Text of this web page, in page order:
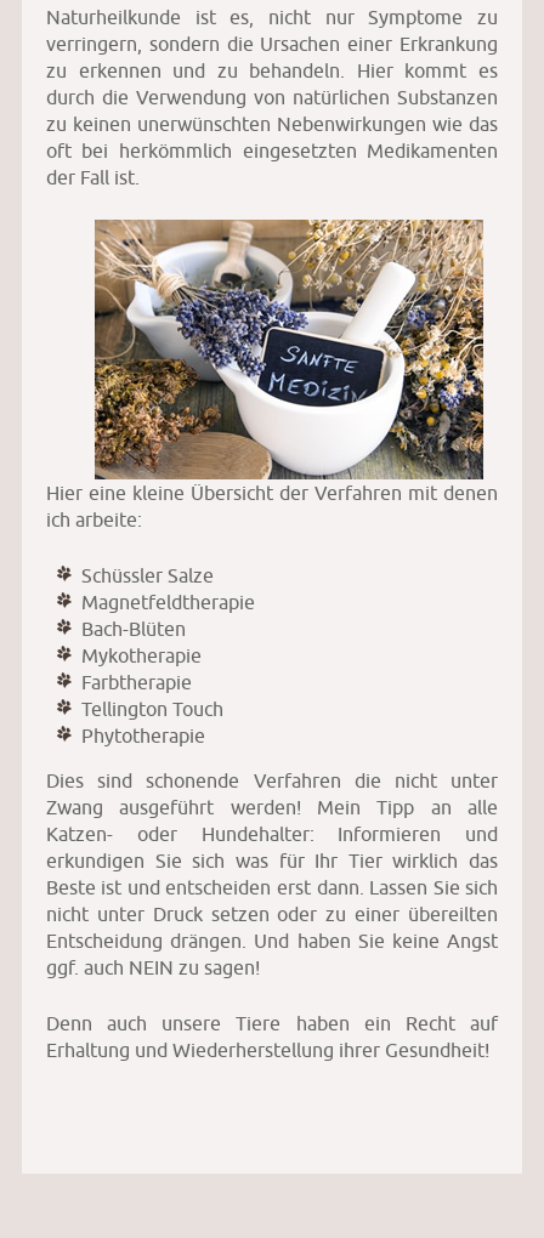
Naturheilkunde ist es, nicht nur Symptome zu
verringern, sondern die Ursachen einer Erkrankung
zu erkennen und zu behandeln. Hier kommt es
durch die Verwendung von natürlichen Substanzen
zu keinen unerwünschten Nebenwirkungen wie das
oft bei herkömmlich eingesetzten Medikamenten
der Fall ist.
Hier eine kleine Übersicht der Verfahren mit denen
ich arbeite:
Schüssler Salze
Magnetfeldtherapie
Bach-Blüten
Mykotherapie
Farbtherapie
Tellington Touch
Phytotherapie
Dies sind schonende Verfahren die nicht unter
Zwang ausgeführt werden! Mein Tipp an alle
Katzen- oder Hundehalter: Informieren und
erkundigen Sie sich was für Ihr Tier wirklich das
Beste ist und entscheiden erst dann. Lassen Sie sich
nicht unter Druck setzen oder zu einer übereilten
Entscheidung drängen. Und haben Sie keine Angst
ggf. auch NEIN zu sagen!
Denn auch unsere Tiere haben ein Recht auf
Erhaltung und Wiederherstellung ihrer Gesundheit!